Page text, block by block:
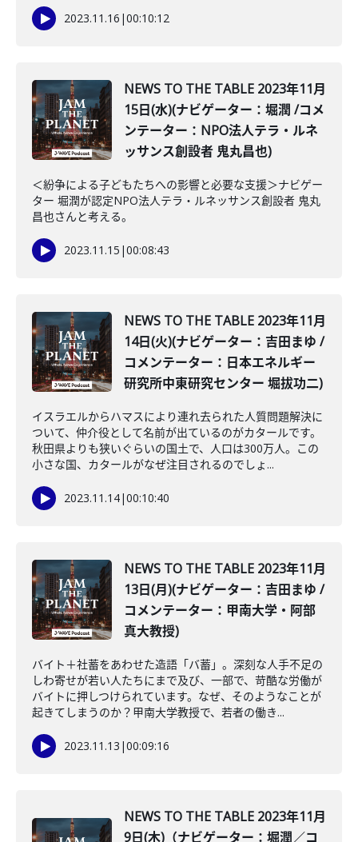
2023.11.16 |00:10:12
NEWS TO THE TABLE 2023年11月
15日(水)(ナビゲーター：堀潤 /コメ
ンテーター：NPO法人テラ・ルネ
ッサンス創設者 鬼丸昌也)
＜紛争による子どもたちへの影響と必要な支援＞ナビゲー
ター 堀潤が認定NPO法人テラ・ルネッサンス創設者 鬼丸
昌也さんと考える。
2023.11.15 |00:08:43
NEWS TO THE TABLE 2023年11月
14日(火)(ナビゲーター：吉田まゆ /
コメンテーター：日本エネルギー
研究所中東研究センター 堀拔功二)
イスラエルからハマスにより連れ去られた人質問題解決に
ついて、仲介役として名前が出ているのがカタールです。
秋田県よりも狭いぐらいの国土で、人口は300万人。この
小さな国、カタールがなぜ注目されるのでしょ...
2023.11.14|00:10:40
NEWS TO THE TABLE 2023年11月
13日(月)(ナビゲーター：吉田まゆ /
コメンテーター：甲南大学・阿部
真大教授)
バイト＋社蓄をあわせた造語「バ蓄」。深刻な人手不足の
しわ寄せが若い人たちにまで及び、一部で、苛酷な労働が
バイトに押しつけられています。なぜ、そのようなことが
起きてしまうのか？甲南大学教授で、若者の働き...
2023.11.13 |00:09:16
NEWS TO THE TABLE 2023年11月
9日(木)（ナビゲーター：堀潤／コ